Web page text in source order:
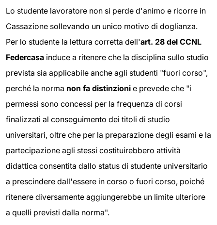
Lo studente lavoratore non si perde d'animo e ricorre in
Cassazione sollevando un unico motivo di doglianza.
Per lo studente la lettura corretta dell'art. 28 del CCNL
Federcasa induce a ritenere che la disciplina sullo studio
prevista sia applicabile anche agli studenti "fuori corso",
perché la norma non fa distinzioni e prevede che "i
permessi sono concessi per la frequenza di corsi
finalizzati al conseguimento dei titoli di studio
universitari, oltre che per la preparazione degli esami e la
partecipazione agli stessi costituirebbero attività
didattica consentita dallo status di studente universitario
a prescindere dall'essere in corso o fuori corso, poiché
ritenere diversamente aggiungerebbe un limite ulteriore
a quelli previsti dalla norma".